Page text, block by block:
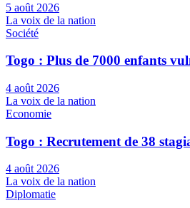
5 août 2026
La voix de la nation
Société
Togo : Plus de 7000 enfants
4 août 2026
La voix de la nation
Economie
Togo : Recrutement de 38
4 août 2026
La voix de la nation
Diplomatie